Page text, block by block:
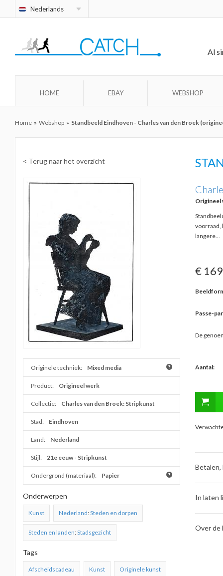
Nederlands
Al
HOME EBAY WEBSHOP
Home » Webshop » Standbeeld Eindhoven - Charles van den Broek
< Terug naar het overzicht
Originele techniek: Mixed media
Product: Origineel werk
Collectie: Charles van den Broek: Stripkunst
Stad: Eindhoven
Land: Nederland
Stijl: 21e eeuw - Stripkunst
Ondergrond (materiaal): Papier
Onderwerpen
Kunst Nederland:Steden en dorpen
Steden en landen:Stadsgezicht
Tags
Afscheidscadeau Kunst Originele kunst
Origineel
voorraad,
langere...
€
Passe-
De
Aantal:
In laten
Over de